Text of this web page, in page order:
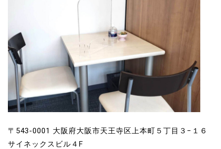
〒543-0001 大阪府大阪市天王寺区上本町５丁目３−１６
サイネックスビル４F